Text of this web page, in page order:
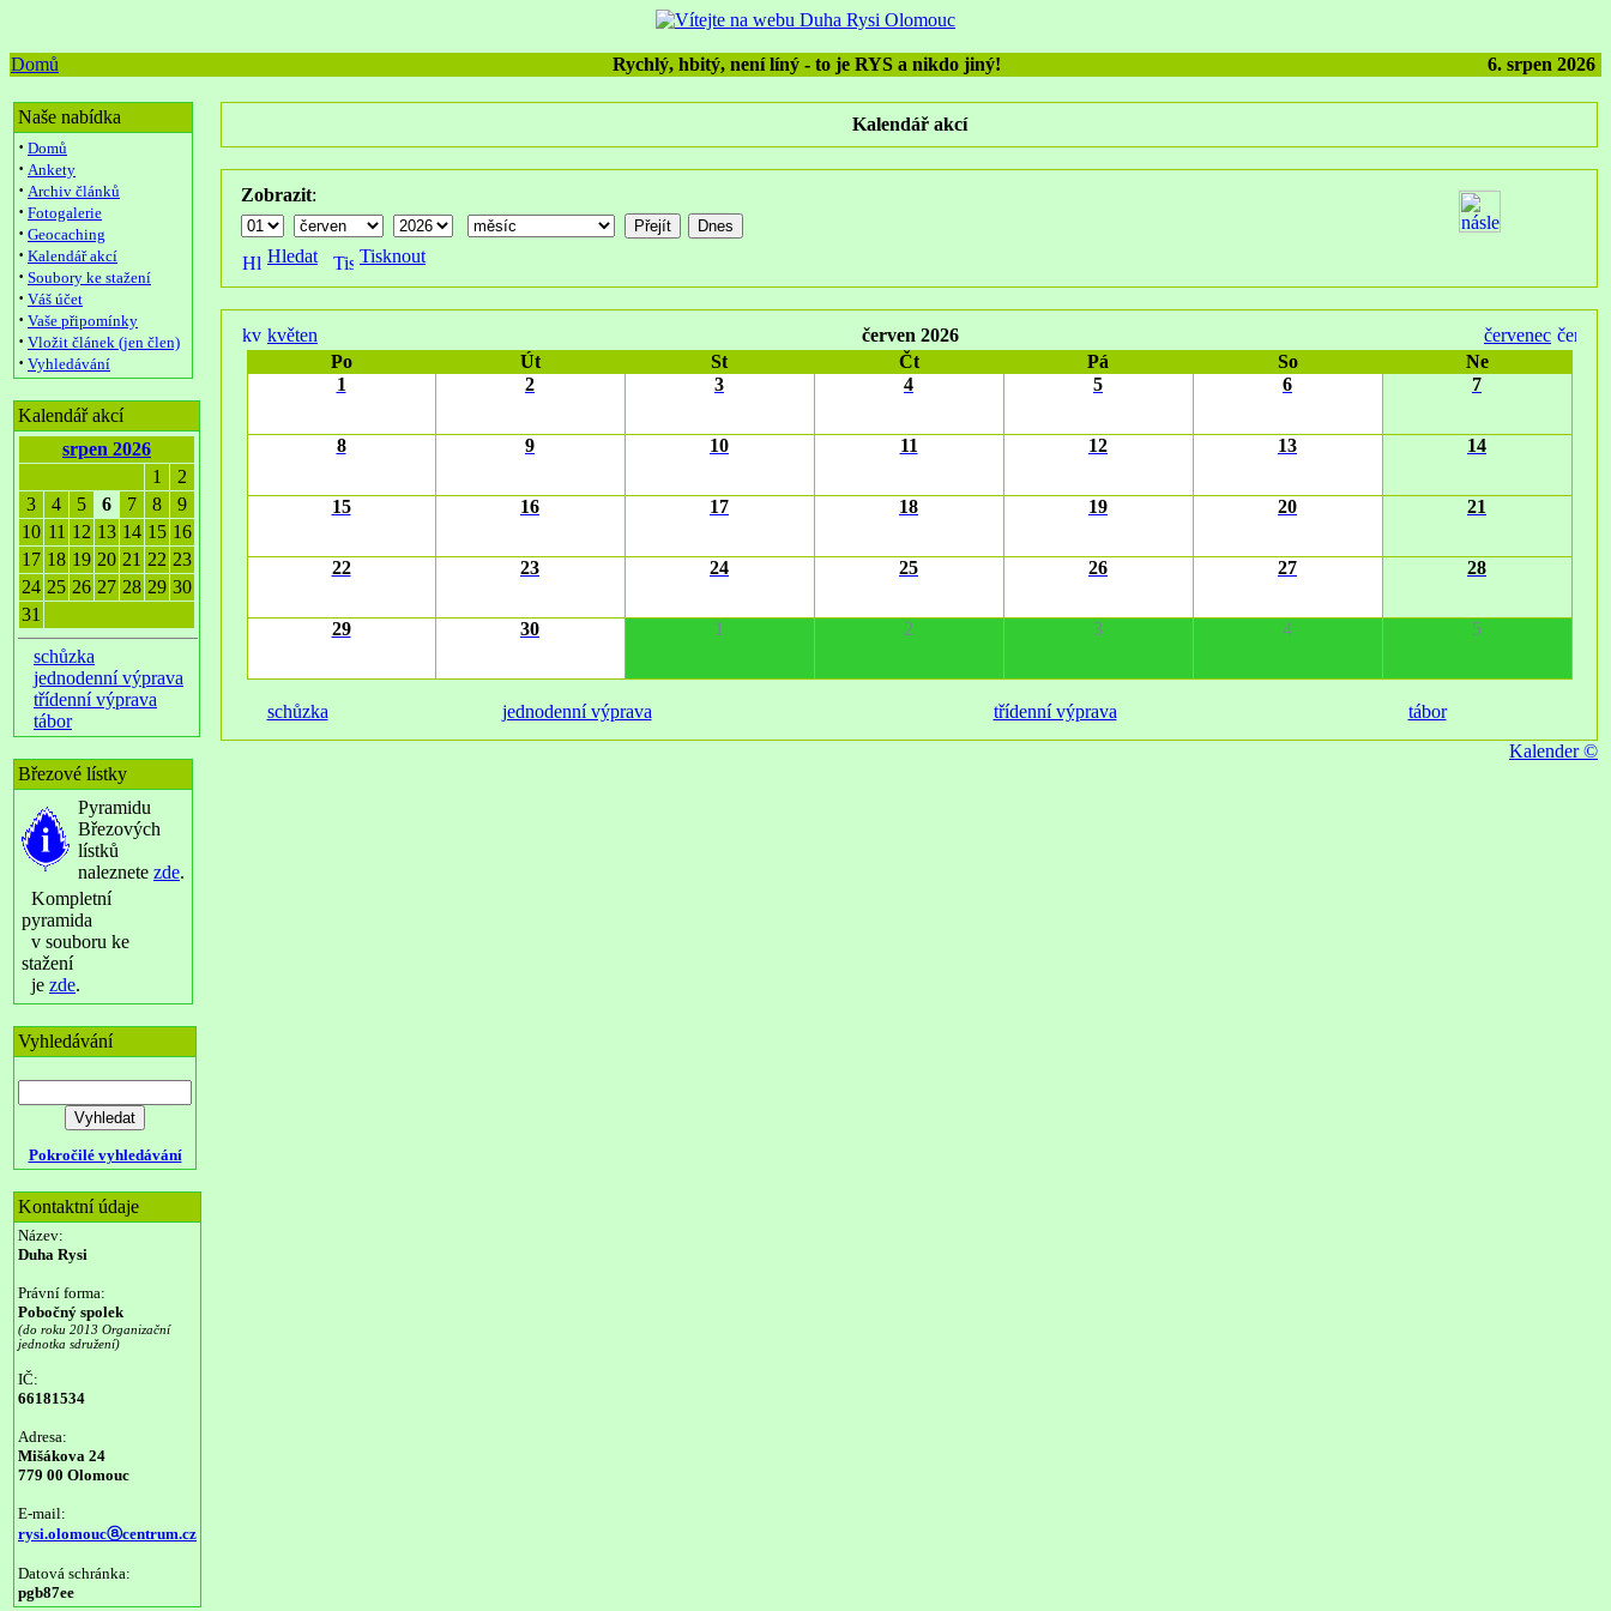
Domů Rychlý, hbitý, není líný - to je RYS a nikdo jiný! 6. srpen 2026
Naše nabídka
· Domů
· Ankety
· Archiv článků
· Fotogalerie
· Geocaching
· Kalendář akcí
· Soubory ke stažení
· Váš účet
· Vaše připomínky
· Vložit článek (jen člen)
· Vyhledávání
Kalendář akcí
srpen 2026
1
2
3
4 5 6 7 8
9
10 11 12 13 14 15 16
17 18 19 20 21 22 23
24 25 26 27 28 29 30
31
schůzka
jednodenní výprava
třídenní výprava
tábor
Březové lístky
Pyramidu
Březových
lístků
naleznete zde.
Kompletní
pyramida
v souboru ke
stažení
je zde.
Vyhledávání
Pokročilé vyhledávání
Kontaktní údaje
Název:
Duha Rysi
Právní forma:
Pobočný spolek
(do roku 2013 Organizační
jednotka sdružení)
IČ:
66181534
Adresa:
Mišákova 24
779 00 Olomouc
E-mail:
rysi.olomoucⓐcentrum.cz
Datová schránka:
pgb87ee
Kalendář akcí
Zobrazit:
Hledat Tisknout
květen červen 2026
červenec
Po
Út St Čt Pá So
Ne
1
2 3 4 5 6 7
8 9 10 11 12 13 14
15 16 17 18 19 20 21
22 23 24 25 26 27 28
29 30 1 2 3 4 5
schůzka jednodenní výprava třídenní výprava
tábor
Kalender ©